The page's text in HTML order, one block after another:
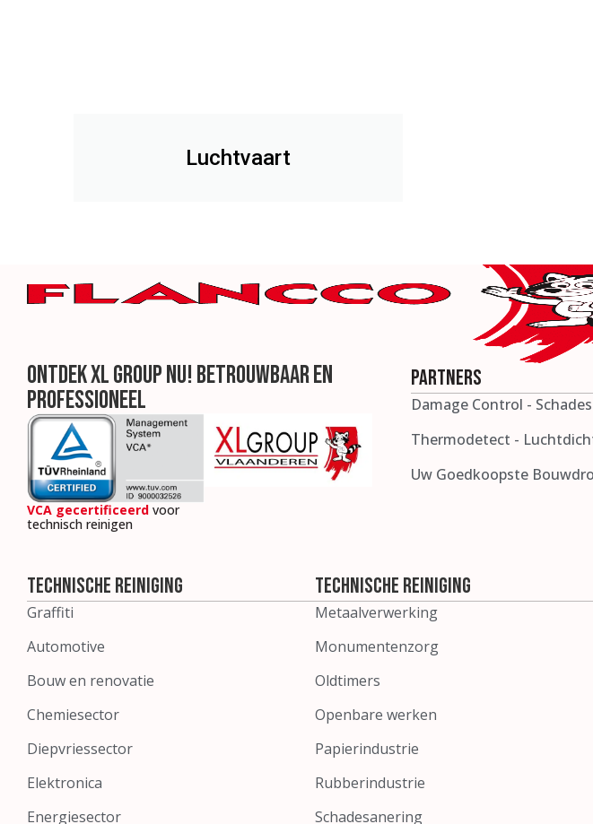
Luchtvaart
Ontdek XL Group nu! Betrouwbaar en
professioneel
VCA gecertificeerd voor
technisch reinigen
Partners
Damage Control -
Thermodetect -
Uw Goedkoopste
Technische reiniging
Graffiti
Automotive
Bouw en renovatie
Chemiesector
Diepvriessector
Elektronica
Energiesector
Technische reiniging
Metaalverwerking
Monumentenzorg
Oldtimers
Openbare werken
Papierindustrie
Rubberindustrie
Schadesanering